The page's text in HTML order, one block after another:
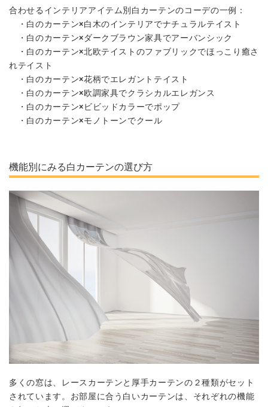
合わせるインテリアアイテム別白カーテンのコーデの一例：
・白のカーテン×白木のインテリアでナチュラルテイスト
・白のカーテン×ダークブラウン家具でアーバンシック
・白のカーテン×北欧テイストのファブリックでほっこり癒さ
れテイスト
・白のカーテン×花柄でエレガントテイスト
・白のカーテン×欧調家具でクラシカルエレガンス
・白のカーテン×ビビッドカラーでポップ
・白のカーテン×モノトーンでクール
機能別にみる白カーテンの選び方
多くの窓は、レースカーテンと厚手カーテンの２種類がセット
されています。お部屋に合う白いカーテンは、それぞれの機能